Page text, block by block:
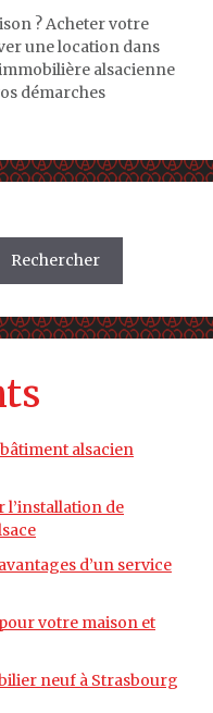
? Acheter votre
une location dans
alsacienne
démarches
Rechercher
alsacien
l’installation de
d’un service
votre maison et
neuf à Strasbourg